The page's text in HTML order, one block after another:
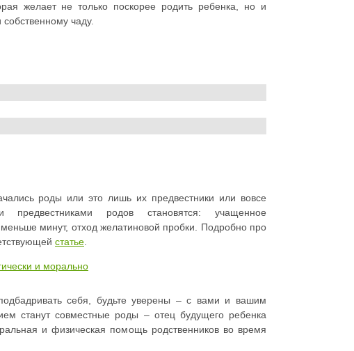
желает не только поскорее родить ребенка, но и
чаду.
роды или это лишь их предвестники или вовсе
предвестниками родов становятся: учащенное
минут, отход желатиновой пробки. Подробно про
статье
и морально
себя, будьте уверены – с вами и вашим
станут совместные роды – отец будущего ребенка
и физическая помощь родственников во время